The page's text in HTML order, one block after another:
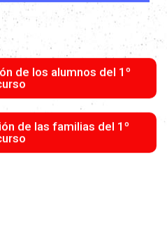
de los alumnos del 1º
de las familias del 1º